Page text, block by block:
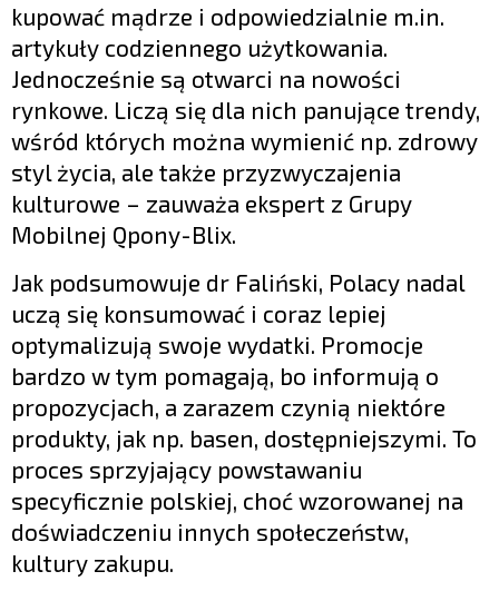
kupować mądrze i odpowiedzialnie m.in.
artykuły codziennego użytkowania.
Jednocześnie są otwarci na nowości
rynkowe. Liczą się dla nich panujące trendy,
wśród których można wymienić np. zdrowy
styl życia, ale także przyzwyczajenia
kulturowe – zauważa ekspert z Grupy
Mobilnej Qpony-Blix.
Jak podsumowuje dr Faliński, Polacy nadal
uczą się konsumować i coraz lepiej
optymalizują swoje wydatki. Promocje
bardzo w tym pomagają, bo informują o
propozycjach, a zarazem czynią niektóre
produkty, jak np. basen, dostępniejszymi. To
proces sprzyjający powstawaniu
specyficznie polskiej, choć wzorowanej na
doświadczeniu innych społeczeństw,
kultury zakupu.